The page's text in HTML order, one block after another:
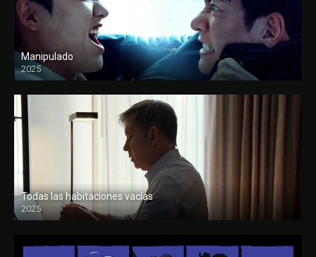
Manipulado
2025
Todas las habitaciones vacías
2025
FULL HD